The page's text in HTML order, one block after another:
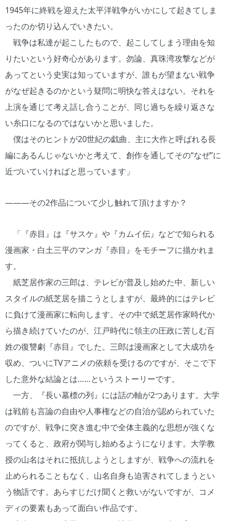
1945年に終戦を迎えた太平洋戦争がいかにして起きてしま
ったのか切り込んでいきたい。
戦争は私達が起こしたもので、起こしてしまう理由を知
りたいという好奇心があります。勿論、真珠湾攻撃などが
あってという史実は知っていますが、誰もが望まない戦争
がなぜ起きるのかという疑問に明快な答えはない。それを
上演を通じて考え話し合うことが、同じ過ちを繰り返さな
い糸口になるのではないかと思いました。
僕はそのヒントが20世紀の戯曲、主に大作と呼ばれる長
編にあるんじゃないかと考えて、創作を通してその“なぜ”に
近づいていければと思っています」
―――その2作品について少し触れて頂けますか？
「『赤目』は『サスケ』や『カムイ伝』などで知られる
漫画家・白土三平のマンガ『赤目』をモチーフに描かれま
す。
紙芝居作家の三郎は、テレビが普及し始めた中、新しい
スタイルの紙芝居を描こうとしますが、最終的にはテレビ
に負けて漫画家に転向します。その中で紙芝居作家時代か
ら描き続けていたのが、江戸時代に領主の圧政に苦しむ百
姓の復讐劇『赤目』でした。三郎は漫画家として大成功を
収め、ついにTVアニメの依頼を受けるのですが、そこで下
した意外な結論とは……というストーリーです。
一方、『長い墓標の列』には話の軸が2つあります。大学
は戦前も言論の自由や人事権などの自治が認められていた
のですが、戦争に突き進む中で全体主義的な思想が強くな
ってくると、政府が関与し始めるようになります。大学教
授の山名はそれに抵抗しようとしますが、戦争への流れを
止められることもなく、山名自身も迫害されてしまうとい
う物語です。あらすじだけ聞くと救いがないですが、コメ
ディの要素もあって面白い作品です。